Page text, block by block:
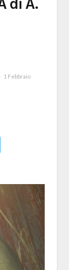
di A.
1 Febbraio